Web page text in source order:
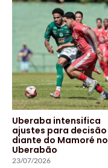
Uberaba intensifica
ajustes para decisão
diante do Mamoré no
Uberabão
23/07/2026